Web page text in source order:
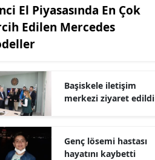
Edirne
Erzurum
Gaziantep
El Piyasasında En Çok
Edilen Mercedes
Başiskele iletişim
merkezi ziyaret edildi
Genç lösemi hastası
hayatını kaybetti